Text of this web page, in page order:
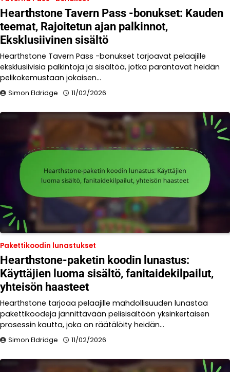
Hearthstone Tavern Pass -bonukset: Kauden
teemat, Rajoitetun ajan palkinnot,
Eksklusiivinen sisältö
Hearthstone Tavern Pass -bonukset tarjoavat pelaajille
eksklusiivisia palkintoja ja sisältöä, jotka parantavat heidän
pelikokemustaan jokaisen…
Simon Eldridge 11/02/2026
Pakettikoodin lunastukset
Hearthstone-paketin koodin lunastus:
Käyttäjien luoma sisältö, fanitaidekilpailut,
yhteisön haasteet
Hearthstone tarjoaa pelaajille mahdollisuuden lunastaa
pakettikoodeja jännittävään pelisisältöön yksinkertaisen
prosessin kautta, joka on räätälöity heidän…
Simon Eldridge 11/02/2026